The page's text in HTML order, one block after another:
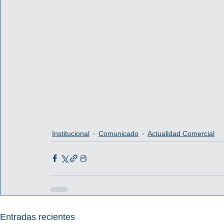
Institucional Comunicado Actualidad Comercial
Entradas recientes